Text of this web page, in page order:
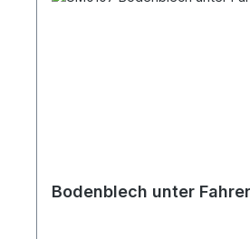
Bodenblech unter